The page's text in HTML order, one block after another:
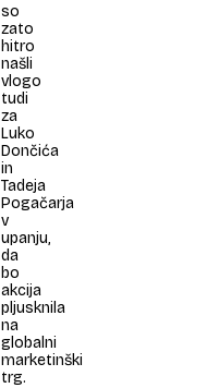
so
zato
hitro
našli
vlogo
tudi
za
Luko
Dončića
in
Tadeja
Pogačarja
v
upanju,
da
bo
akcija
pljusknila
na
globalni
marketinški
trg.